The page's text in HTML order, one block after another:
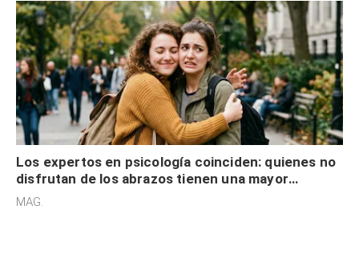
Los expertos en psicología coinciden: quienes no
disfrutan de los abrazos tienen una mayor
sensibilidad a los estímulos físicos y no es por
MAG.